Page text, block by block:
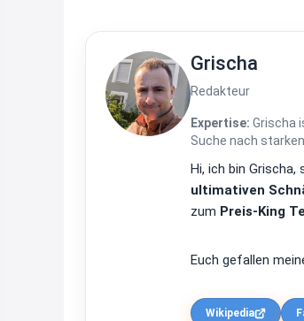
Grischa
Redakteur
Expertise: Grischa
Suche nach
Hi, ich bin
ultimativen
zum Preis-King
Euch gefallen
Wikipedia